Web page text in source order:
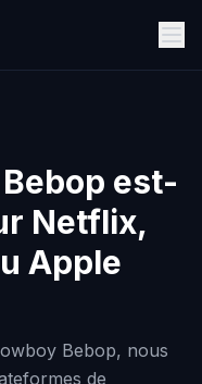
est-
Netflix,
Apple
Bebop, nous
de